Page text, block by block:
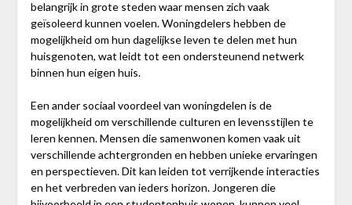
belangrijk in grote steden waar mensen zich vaak
geïsoleerd kunnen voelen. Woningdelers hebben de
mogelijkheid om hun dagelijkse leven te delen met hun
huisgenoten, wat leidt tot een ondersteunend netwerk
binnen hun eigen huis.
Een ander sociaal voordeel van woningdelen is de
mogelijkheid om verschillende culturen en levensstijlen te
leren kennen. Mensen die samenwonen komen vaak uit
verschillende achtergronden en hebben unieke ervaringen
en perspectieven. Dit kan leiden tot verrijkende interacties
en het verbreden van ieders horizon. Jongeren die